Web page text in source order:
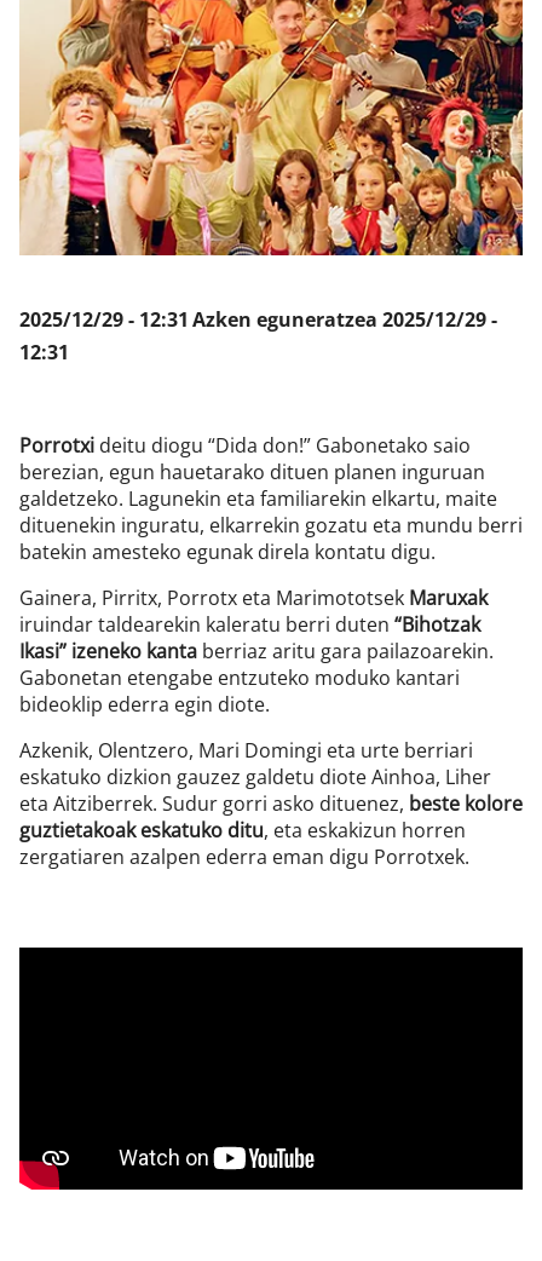
Klisk
2025/12/29 - 12:31 Azken eguneratzea 2025/12/29 -
12:31
Porrotxi deitu diogu “Dida don!” Gabonetako saio
berezian, egun hauetarako dituen planen inguruan
galdetzeko. Lagunekin eta familiarekin elkartu, maite
dituenekin inguratu, elkarrekin gozatu eta mundu berri
batekin amesteko egunak direla kontatu digu.
Gainera, Pirritx, Porrotx eta Marimototsek Maruxak
iruindar taldearekin kaleratu berri duten “Bihotzak
Ikasi” izeneko kanta berriaz aritu gara pailazoarekin.
Gabonetan etengabe entzuteko moduko kantari
bideoklip ederra egin diote.
Azkenik, Olentzero, Mari Domingi eta urte berriari
eskatuko dizkion gauzez galdetu diote Ainhoa, Liher
eta Aitziberrek. Sudur gorri asko dituenez, beste kolore
guztietakoak eskatuko ditu, eta eskakizun horren
zergatiaren azalpen ederra eman digu Porrotxek.